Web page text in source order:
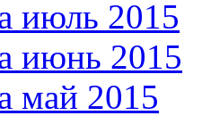
июль 2015
июнь 2015
май 2015